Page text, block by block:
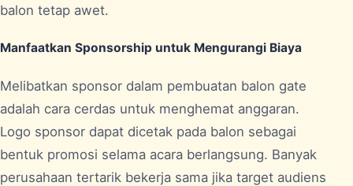
balon tetap awet.
Manfaatkan Sponsorship untuk Mengurangi Biaya
Melibatkan sponsor dalam pembuatan balon gate
adalah cara cerdas untuk menghemat anggaran.
Logo sponsor dapat dicetak pada balon sebagai
bentuk promosi selama acara berlangsung. Banyak
perusahaan tertarik bekerja sama jika target audiens